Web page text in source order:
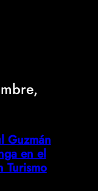
Guzmán
en el
Turismo